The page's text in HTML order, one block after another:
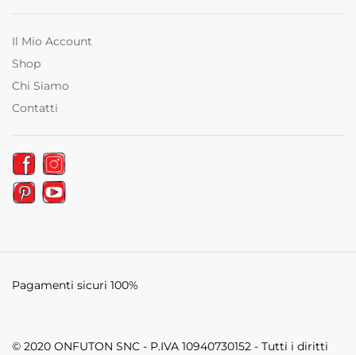
Il Mio Account
Shop
Chi Siamo
Contatti
© 2020 ONFUTON SNC - P.IVA 10940730152 - Tutti i diritti
Pagamenti sicuri 100%